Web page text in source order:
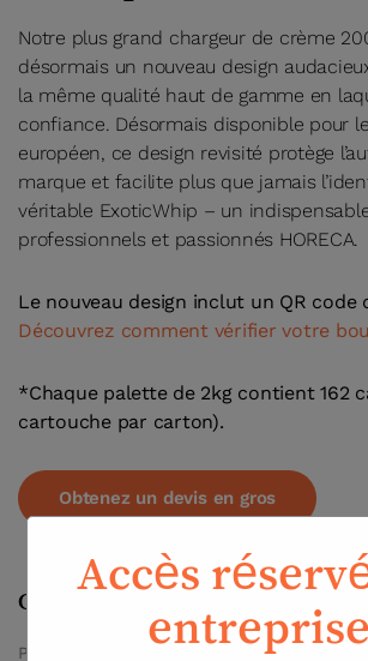
Notre plus grand chargeur de crème
désormais un nouveau design
la même qualité haut de gamme en
confiance. Désormais disponible pour
européen, ce design revisité protège
marque et facilite plus que jamais
véritable ExoticWhip – un
professionnels et passionnés HORECA.
Le nouveau design inclut un QR code
Découvrez comment vérifier votre
*Chaque palette de 2kg contient 162
cartouche par carton).
Obtenez un devis en gros
Caractéristiques
Poids
Accès